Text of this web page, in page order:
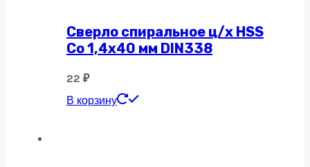
Сверло спиральное ц/х HSS
Co 1,4х40 мм DIN338
22 ₽
В корзину